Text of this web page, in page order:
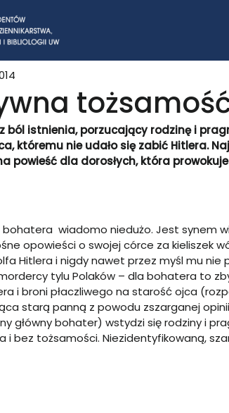
ból istnienia, porzucający rodzinę i
któremu nie udało się zabić Hitlera.
powieść dla dorosłych, która
bohatera wiadomo niedużo. Jest synem
opowieści o swojej córce za kieliszek
Hitlera i nigdy nawet przez myśl mu nie
tylu Polaków – dla bohatera to
i broni płaczliwego na starość ojca
starą panną z powodu zszarganej
główny bohater) wstydzi się rodziny i
i bez tożsamości. Niezidentyfikowaną,